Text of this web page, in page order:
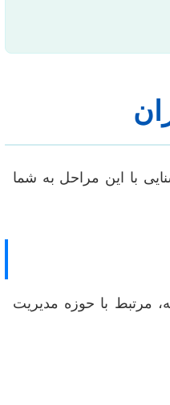
با این مراحل به شما
مرتبط با حوزه مدیریت